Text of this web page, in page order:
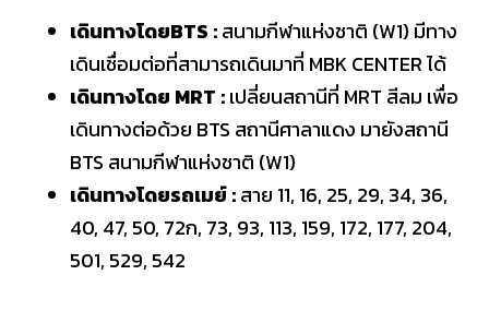
เดินทางโดยBTS :สนามกีฬาแห่งชาติ (W1) มีทาง
เดินเชื่อมต่อที่สามารถเดินมาที่ MBK CENTER ได้
เดินทางโดย MRT :เปลี่ยนสถานีที่ MRT สีลม เพื่อ
เดินทางต่อด้วย BTS สถานีศาลาแดง มายังสถานี
BTS สนามกีฬาแห่งชาติ (W1)
เดินทางโดยรถเมย์ :สาย 11, 16, 25, 29, 34, 36,
40, 47, 50, 72ก, 73, 93, 113, 159, 172, 177, 204,
501, 529, 542